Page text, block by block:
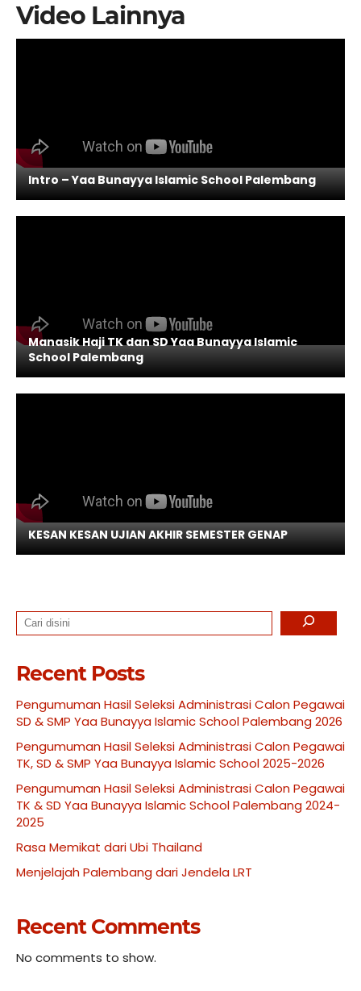
Video Lainnya
Intro – Yaa Bunayya Islamic School Palembang
Manasik Haji TK dan SD Yaa Bunayya Islamic
School Palembang
KESAN KESAN UJIAN AKHIR SEMESTER GENAP
Search
Recent Posts
Pengumuman Hasil Seleksi Administrasi Calon Pegawai
SD & SMP Yaa Bunayya Islamic School Palembang 2026
Pengumuman Hasil Seleksi Administrasi Calon Pegawai
TK, SD & SMP Yaa Bunayya Islamic School 2025-2026
Pengumuman Hasil Seleksi Administrasi Calon Pegawai
TK & SD Yaa Bunayya Islamic School Palembang 2024-
2025
Rasa Memikat dari Ubi Thailand
Menjelajah Palembang dari Jendela LRT
Recent Comments
No comments to show.